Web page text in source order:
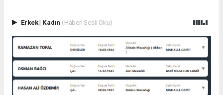
Erkek| Kadın (Haberi Sesli Oku)